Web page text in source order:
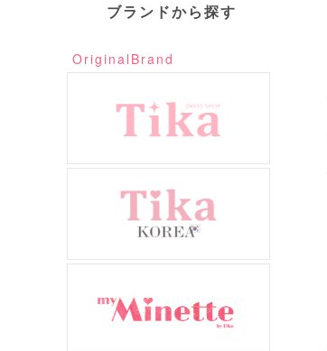
ブランドから探す
OriginalBrand